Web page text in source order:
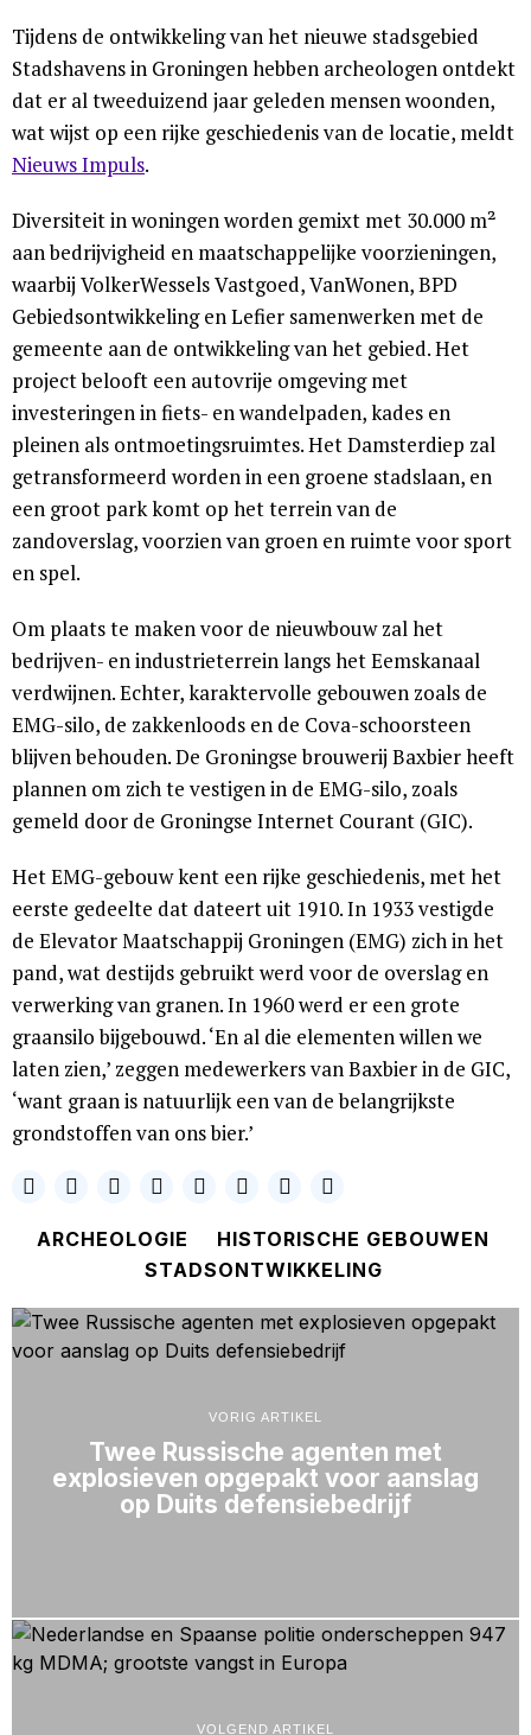
Tijdens de ontwikkeling van het nieuwe stadsgebied
Stadshavens in Groningen hebben archeologen ontdekt
dat er al tweeduizend jaar geleden mensen woonden,
wat wijst op een rijke geschiedenis van de locatie, meldt
Nieuws Impuls.
Diversiteit in woningen worden gemixt met 30.000 m²
aan bedrijvigheid en maatschappelijke voorzieningen,
waarbij VolkerWessels Vastgoed, VanWonen, BPD
Gebiedsontwikkeling en Lefier samenwerken met de
gemeente aan de ontwikkeling van het gebied. Het
project belooft een autovrije omgeving met
investeringen in fiets- en wandelpaden, kades en
pleinen als ontmoetingsruimtes. Het Damsterdiep zal
getransformeerd worden in een groene stadslaan, en
een groot park komt op het terrein van de
zandoverslag, voorzien van groen en ruimte voor sport
en spel.
Om plaats te maken voor de nieuwbouw zal het
bedrijven- en industrieterrein langs het Eemskanaal
verdwijnen. Echter, karaktervolle gebouwen zoals de
EMG-silo, de zakkenloods en de Cova-schoorsteen
blijven behouden. De Groningse brouwerij Baxbier heeft
plannen om zich te vestigen in de EMG-silo, zoals
gemeld door de Groningse Internet Courant (GIC).
Het EMG-gebouw kent een rijke geschiedenis, met het
eerste gedeelte dat dateert uit 1910. In 1933 vestigde
de Elevator Maatschappij Groningen (EMG) zich in het
pand, wat destijds gebruikt werd voor de overslag en
verwerking van granen. In 1960 werd er een grote
graansilo bijgebouwd. ‘En al die elementen willen we
laten zien,’ zeggen medewerkers van Baxbier in de GIC,
‘want graan is natuurlijk een van de belangrijkste
grondstoffen van ons bier.’
ARCHEOLOGIE
HISTORISCHE GEBOUWEN
STADSONTWIKKELING
VORIG ARTIKEL
Twee Russische agenten met
explosieven opgepakt voor aanslag
op Duits defensiebedrijf
VOLGEND ARTIKEL